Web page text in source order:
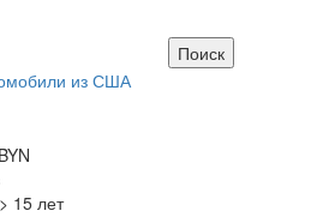
из США
15 лет